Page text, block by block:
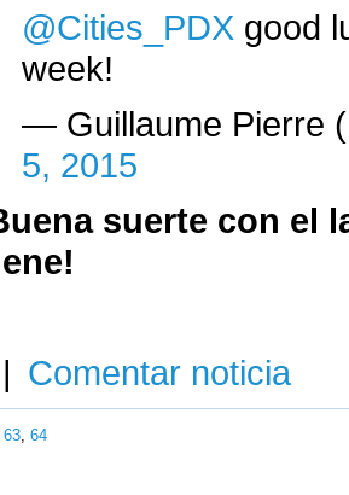
@Cities_PDX good
week!
— Guillaume Pierre
5, 2015
suerte con el
Comentar noticia
,63 ,64